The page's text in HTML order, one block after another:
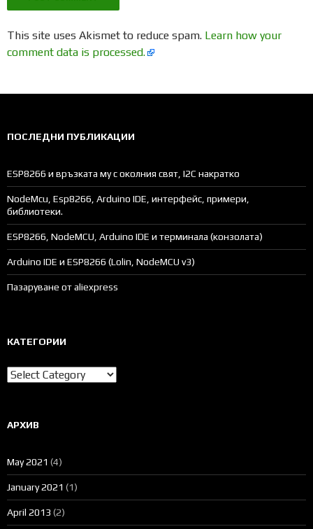
This site uses Akismet to reduce spam. Learn how your
comment data is processed.
ПОСЛЕДНИ ПУБЛИКАЦИИ
ESP8266 и връзката му с околния свят, I2C накратко
NodeMcu, Esp8266, Arduino IDE, интерфейс, примери,
библиотеки.
ESP8266, NodeMCU, Arduino IDE и терминала (конзолата)
Arduino IDE и ESP8266 (Lolin, NodeMCU v3)
Пазаруване от aliexpress
КАТЕГОРИИ
Категории
АРХИВ
May 2021 (4)
January 2021 (1)
April 2013 (2)